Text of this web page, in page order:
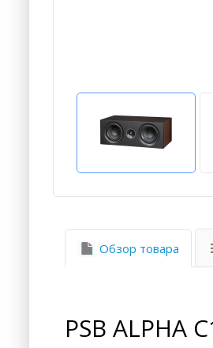
Обзор товара
PSB ALPHA